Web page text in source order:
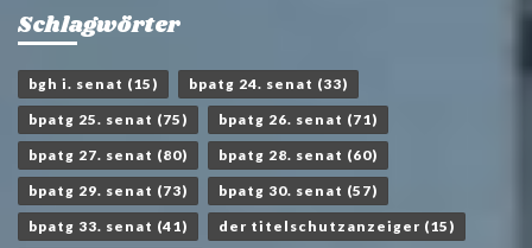
Schlagwörter
bgh i. senat (15) bpatg 24. senat (33)
bpatg 25. senat (75) bpatg 26. senat (71)
bpatg 27. senat (80) bpatg 28. senat (60)
bpatg 29. senat (73) bpatg 30. senat (57)
bpatg 33. senat (41) der titelschutzanzeiger (15)